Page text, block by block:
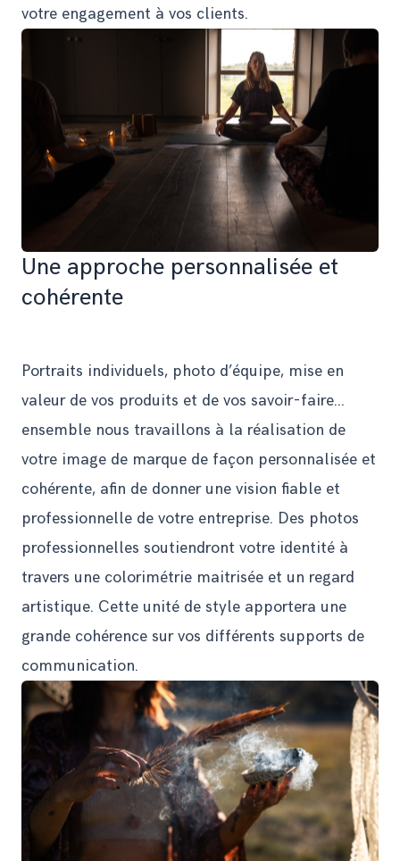
votre engagement à vos clients.
Une approche personnalisée et
cohérente
Portraits individuels, photo d’équipe, mise en
valeur de vos produits et de vos savoir-faire...
ensemble nous travaillons à la réalisation de
votre image de marque de façon personnalisée et
cohérente, afin de donner une vision fiable et
professionnelle de votre entreprise. Des photos
professionnelles soutiendront votre identité à
travers une colorimétrie maitrisée et un regard
artistique. Cette unité de style apportera une
grande cohérence sur vos différents supports de
communication.